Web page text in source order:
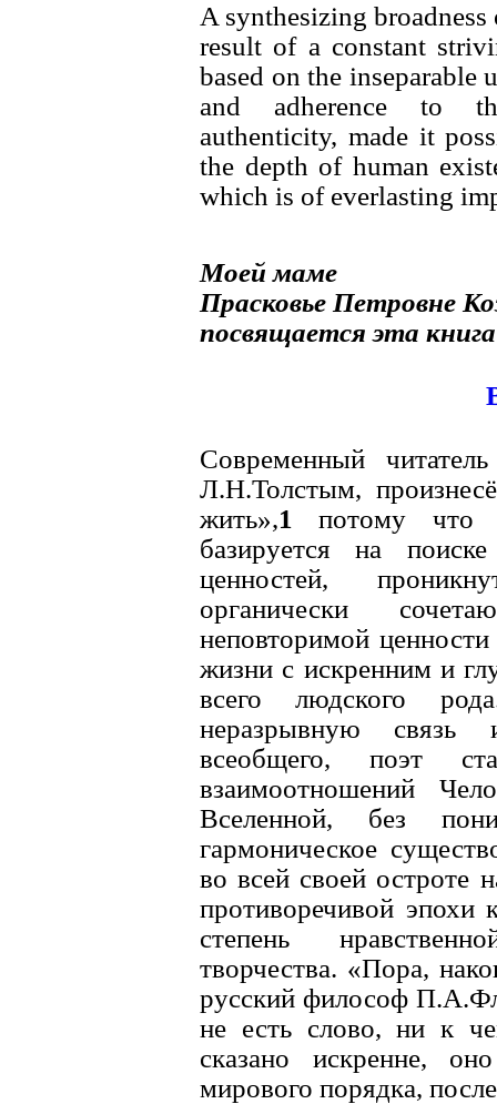
A synthesizing
result of a constant
based on the
and adherence to
authenticity, made it
the depth of human
which is of everlasting
Моей маме
Прасковье Петровне
посвящается эта книга
Современный
Л.H.Толстым,
жить»,1 потому что
базируется на поиске
ценностей,
органически
неповторимой
жизни с искренним и
всего людского
неразрывную связь
всеобщего, поэт
взаимоотношений
Вселенной, без
гармоническое
во всей своей остроте
противоречивой
степень
творчества. «Пора,
русский философ
не есть слово, ни к
сказано искренне,
мирового порядка,